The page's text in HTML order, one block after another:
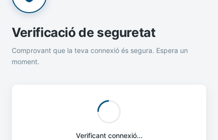
Verificació de seguretat
Comprovant que la teva connexió és segura. Espera un
moment.
Verificant connexió...